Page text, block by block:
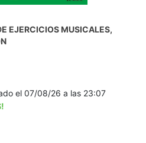
EJERCICIOS MUSICALES,
el 07/08/26 a las 23:07